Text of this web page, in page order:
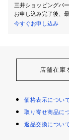
三井ショッピングパ
お申し込み完了後、
今すぐお申し込み
店舗在庫
価格表示につい
取り寄せ商品に
返品交換につい